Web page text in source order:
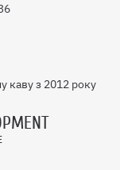
каву з 2012 року